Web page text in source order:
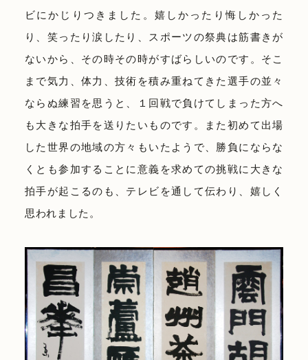
ビにかじりつきました。嬉しかったり悔しかった
り、笑ったり涙したり、スポーツの祭典は筋書きが
ないから、その時その時がすばらしいのです。そこ
まで気力、体力、技術を積み重ねてきた選手の並々
ならぬ練習を思うと、１回戦で負けてしまった方へ
も大きな拍手を送りたいものです。また初めて出場
した世界の地域の方々もいたようで、勝負にならな
くとも参加することに意義を求めての挑戦に大きな
拍手が起こるのも、テレビを通して伝わり、嬉しく
思われました。